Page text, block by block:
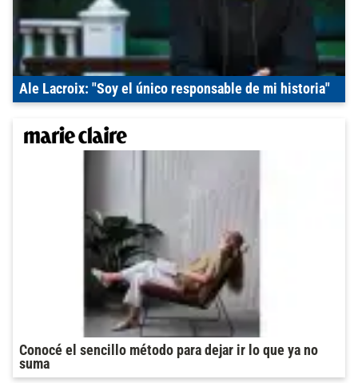
Ale Lacroix: "Soy el único responsable de mi historia"
Conocé el sencillo método para dejar ir lo que ya no
suma